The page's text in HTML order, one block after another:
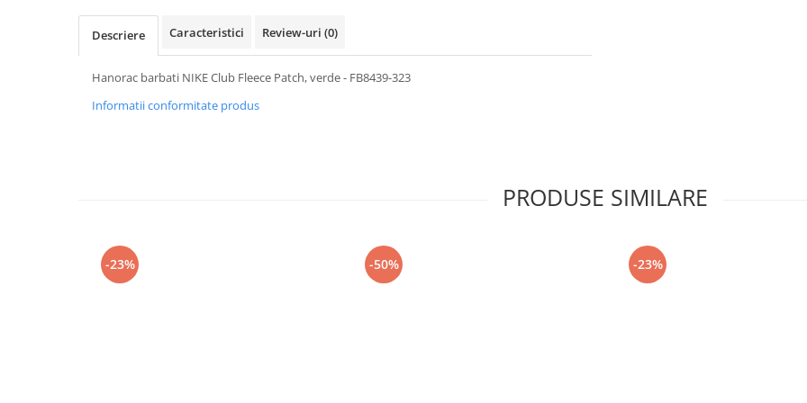
Descriere Caracteristici Review-uri (0)
Hanorac barbati NIKE Club Fleece Patch, verde - FB8439-323
Informatii conformitate produs
PRODUSE SIMILARE
-23% -50% -23%